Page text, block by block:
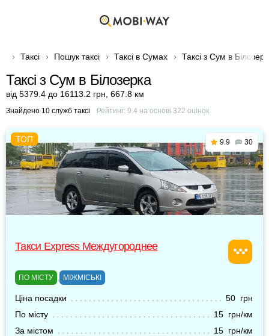
Таксі Пошук таксі Таксі в Сумах Таксі з Сум в
Таксі з Сум в Білозерка
від 5379.4 до 16113.2 грн 667.8 км
Знайдено 10 служб таксі Рейтинг: 9.4на основі 322 оцінок
9.9 30
Такси Express Междугороднее
ПО МІСТУ МІЖМІСЬКІ
Ціна посадки
50 грн
По місту
15 грн/км
За містом
15 грн/км